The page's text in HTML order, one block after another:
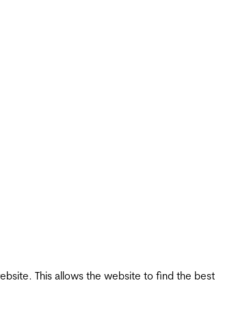
This allows the website to find the best